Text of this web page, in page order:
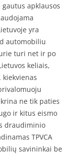
apklausos
yra
automobiliu
turi net ir po
keliais,
kiekvienas
ne tik paties
ir kitus eismo
draudiminio
TPVCA
savininkai be